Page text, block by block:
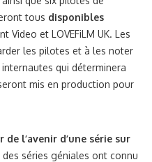
tous disponibles
Video et LOVEFiLM UK. Les
les pilotes et à les noter
qui déterminera
mis en production pour
de l’avenir d’une série sur
des séries géniales ont connu